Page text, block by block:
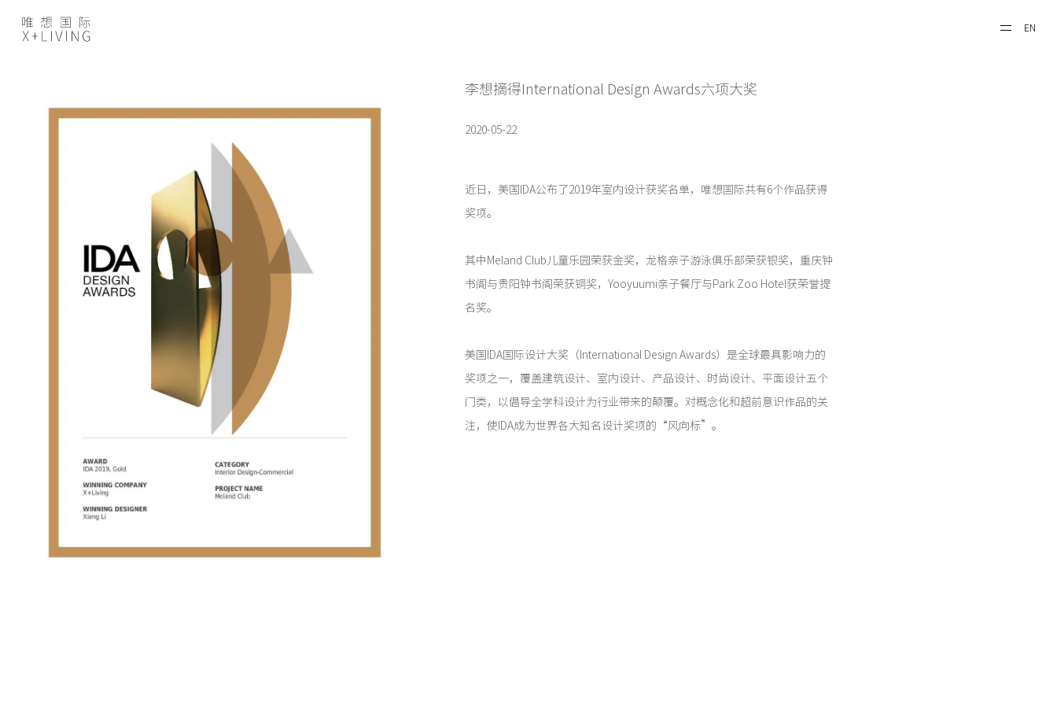
EN
李想摘得International Design Awards六项大奖
2020-05-22
近日，美国IDA公布了2019年室内设计获奖名单，唯想国际共有6个作品获得
奖项。
其中Meland Club儿童乐园荣获金奖，龙格亲子游泳俱乐部荣获银奖，重庆钟
书阁与贵阳钟书阁荣获铜奖，Yooyuumi亲子餐厅与Park Zoo Hotel获荣誉提
名奖。
美国IDA国际设计大奖（International Design Awards）是全球最具影响力的
奖项之一，覆盖建筑设计、室内设计、产品设计、时尚设计、平面设计五个
门类，以倡导全学科设计为行业带来的颠覆。对概念化和超前意识作品的关
注，使IDA成为世界各大知名设计奖项的“风向标”。